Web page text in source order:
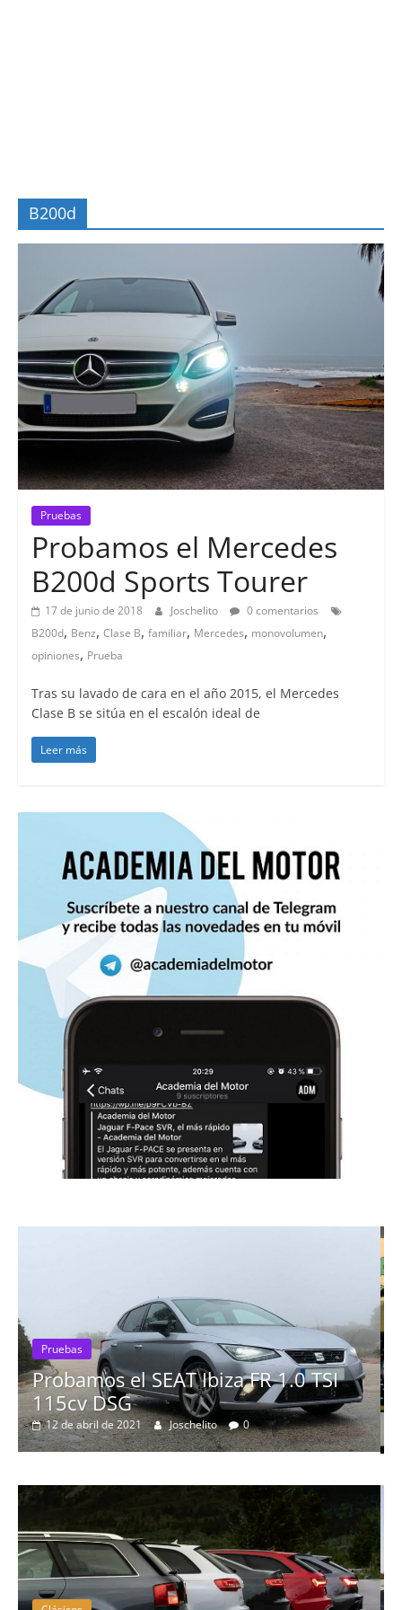
B200d
Pruebas
Probamos el Mercedes
B200d Sports Tourer
17 de junio de 2018 Joschelito
0 comentarios
B200d, Benz, Clase B, familiar, Mercedes, monovolumen,
opiniones, Prueba
Tras su lavado de cara en el año 2015, el Mercedes
Clase B se sitúa en el escalón ideal de
Leer más
FR 1.0 TSI
Pruebas
19 de abril de 2020 Joschelito